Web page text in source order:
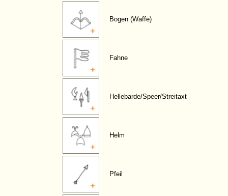
Bogen (Waffe)
Fahne
Hellebarde/Speer/Streitaxt
Helm
Pfeil